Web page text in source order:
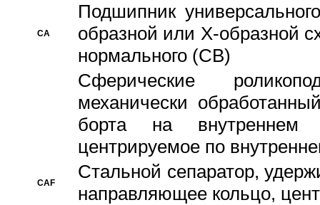
CA
Подшипник
образной или Х-образной
нормального (CB)
Сферические
механически
борта на внутреннем
центрируемое по
CAF
Стальной сепаратор,
направляющее кольцо,